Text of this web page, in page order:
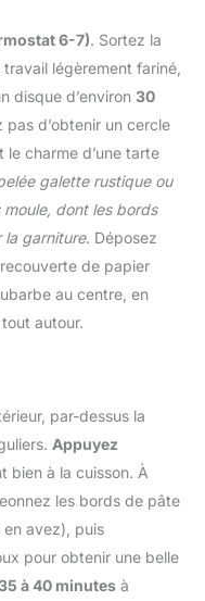
6-7). Sortez la
légèrement fariné,
disque d’environ 30
pas d’obtenir un cercle
charme d’une tarte
galette rustique ou
dont les bords
la garniture. Déposez
de papier
au centre, en
tout autour.
par-dessus la
Appuyez
bien à la cuisson. À
les bords de pâte
en avez), puis
pour obtenir une belle
à 40 minutes à